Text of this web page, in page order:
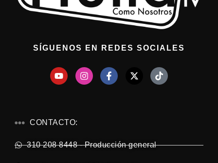
SÍGUENOS EN REDES SOCIALES
CONTACTO:
310 208 8448 - Producción general